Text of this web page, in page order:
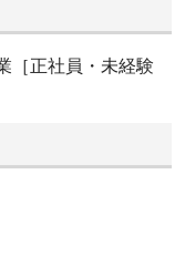
［正社員・未経験